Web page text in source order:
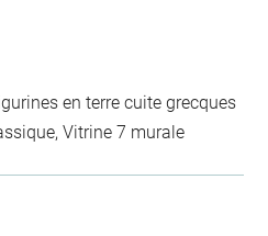
en terre cuite grecques
Vitrine 7 murale